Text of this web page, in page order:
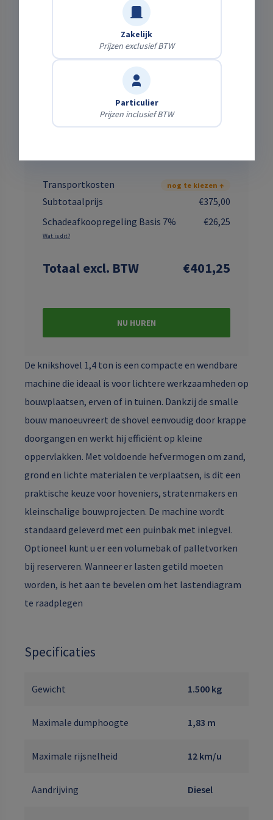
meteen de kosten.
Accessoires
Palletvorken t.b.v.
knikshovel
Machinetransporter in
€50,00
Transportkosten nog te kiezen ↑
Subtotaalprijs
€375,00
Schadeafkoopregeling Basis 7%
€26,25
Wat is dit?
Totaal excl. BTW €401,25
NU HUREN
De knikshovel 1,4 ton is een compacte en wendbare
machine die ideaal is voor lichtere werkzaamheden op
bouwplaatsen, erven of in tuinen. Dankzij de smalle
bouw manoeuvreert de shovel eenvoudig door krappe
doorgangen en werkt hij efficiënt op kleine
oppervlakken. Met voldoende hefvermogen om zand,
grond en lichte materialen te verplaatsen, is dit een
praktische keuze voor hoveniers, stratenmakers en
kleinschalige bouwprojecten. De machine wordt
standaard geleverd met een puinbak met inlegvel.
Optioneel kunt u er een volumebak of palletvorken
bij reserveren. Wanneer er lasten getild moeten
worden, is het aan te bevelen om het lastendiagram
te raadplegen
Specificaties
Gewicht 1.500 kg
Maximale dumphoogte 1,83 m
Maximale rijsnelheid 12 km/u
Aandrijving Diesel
Zakelijk
Prijzen exclusief BTW
Particulier
Prijzen inclusief BTW